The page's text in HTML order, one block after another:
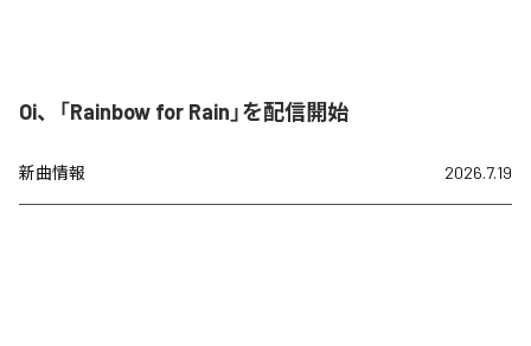
Oi、「Rainbow for Rain」を配信開始
新曲情報 2026.7.19